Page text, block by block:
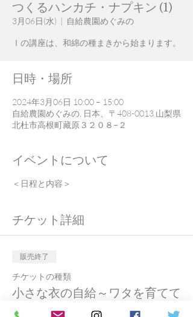
つくるハンカチ・ナプキン (1)
3月06日(水)
  |
自給農園めぐみの
Ⅰの講座は、和綿の種まきから始まります。
日時・場所
2024年3月06日 10:00 – 15:00
自給農園めぐみの, 日本、〒408-0013 山梨県
北杜市高根町藏原３２０８−２
イベントについて
＜日程と内容＞
チケット詳細
販売終了
チケットの種類
小さな衣の自給～ワタを育てて
紡いで織るⅠ～